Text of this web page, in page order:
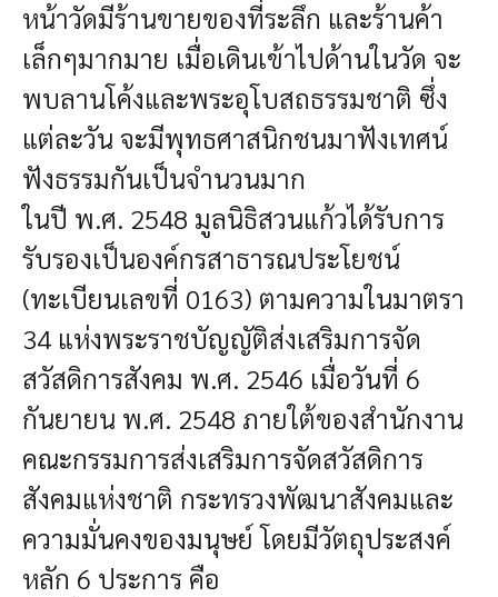
หน้าวัดมีร้านขายของที่ระลึก และร้านค้า
เล็กๆมากมาย เมื่อเดินเข้าไปด้านในวัด จะ
พบลานโค้งและพระอุโบสถธรรมชาติ ซึ่ง
แต่ละวัน จะมีพุทธศาสนิกชนมาฟังเทศน์
ฟังธรรมกันเป็นจำนวนมาก
ในปี พ.ศ. 2548 มูลนิธิสวนแก้วได้รับการ
รับรองเป็นองค์กรสาธารณประโยชน์
(ทะเบียนเลขที่ 0163) ตามความในมาตรา
34 แห่งพระราชบัญญัติส่งเสริมการจัด
สวัสดิการสังคม พ.ศ. 2546 เมื่อวันที่ 6
กันยายน พ.ศ. 2548 ภายใต้ของสำนักงาน
คณะกรรมการส่งเสริมการจัดสวัสดิการ
สังคมแห่งชาติ กระทรวงพัฒนาสังคมและ
ความมั่นคงของมนุษย์ โดยมีวัตถุประสงค์
หลัก 6 ประการ คือ